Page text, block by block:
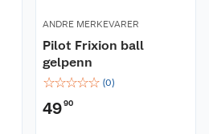
ANDRE MERKEVARER
Pilot Frixion ball
gelpenn
☆☆☆☆☆ (0)
4990